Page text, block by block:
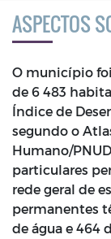
ASPECTOS
O município
de 6 483
Índice de
segundo o
Humano/
particulares
rede geral de
permanentes
de água e 464